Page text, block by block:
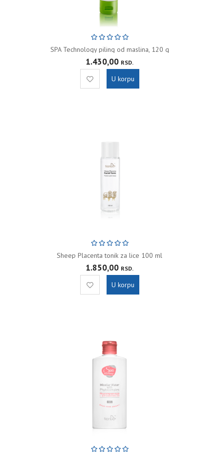
SPA Technology piling od maslina, 120 g
1.430,00 RSD.
U korpu
Sheep Placenta tonik za lice 100 ml
1.850,00 RSD.
U korpu